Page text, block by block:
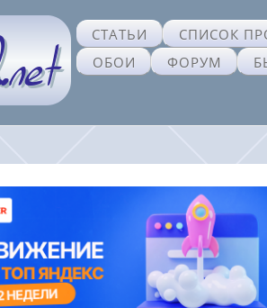
СТАТЬИ
СПИСОК
ОБОИ
ФОРУМ